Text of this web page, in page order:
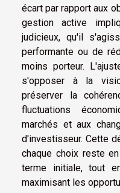
écart par rapport aux
gestion active
judicieux, qu'il
performante ou de
moins porteur.
s'opposer à la
préserver la
fluctuations
marchés et aux
d'investisseur. Cette
chaque choix reste
terme initiale, tout
maximisant les